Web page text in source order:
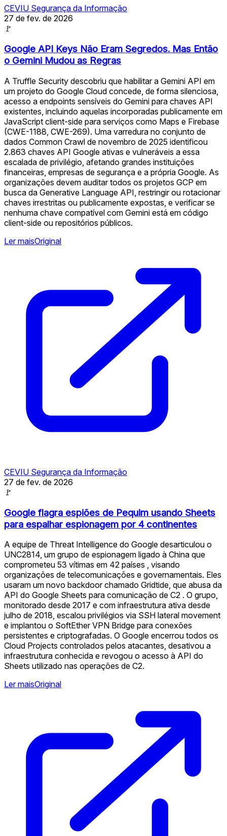
CEVIU Segurança da Informação
27 de fev. de 2026
🚩
Google API Keys Não Eram Segredos. Mas Então
o Gemini Mudou as Regras
A Truffle Security descobriu que habilitar a Gemini API em
um projeto do Google Cloud concede, de forma silenciosa,
acesso a endpoints sensíveis do Gemini para chaves API
existentes, incluindo aquelas incorporadas publicamente em
JavaScript client-side para serviços como Maps e Firebase
(CWE-1188, CWE-269). Uma varredura no conjunto de
dados Common Crawl de novembro de 2025 identificou
2.863 chaves API Google ativas e vulneráveis a essa
escalada de privilégio, afetando grandes instituições
financeiras, empresas de segurança e a própria Google. As
organizações devem auditar todos os projetos GCP em
busca da Generative Language API, restringir ou rotacionar
chaves irrestritas ou publicamente expostas, e verificar se
nenhuma chave compatível com Gemini está em código
client-side ou repositórios públicos.
Ler maisOriginal
CEVIU Segurança da Informação
27 de fev. de 2026
🚩
Google flagra espiões de Pequim usando Sheets
para espalhar espionagem por 4 continentes
A equipe de Threat Intelligence do Google desarticulou o
UNC2814, um grupo de espionagem ligado à China que
comprometeu 53 vítimas em 42 países , visando
organizações de telecomunicações e governamentais. Eles
usaram um novo backdoor chamado Gridtide, que abusa da
API do Google Sheets para comunicação de C2 ️‍️. O grupo,
monitorado desde 2017 e com infraestrutura ativa desde
julho de 2018, escalou privilégios via SSH lateral movement
e implantou o SoftEther VPN Bridge para conexões
persistentes e criptografadas. O Google encerrou todos os
Cloud Projects controlados pelos atacantes, desativou a
infraestrutura conhecida e revogou o acesso à API do
Sheets utilizado nas operações de C2.
Ler maisOriginal